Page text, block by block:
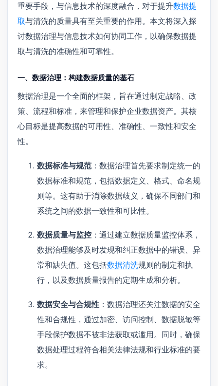
重要手段，与信息技术的深度融合，对于提升数据提
取与清洗的质量具有至关重要的作用。本文将深入探
讨数据治理与信息技术如何协同工作，以确保数据提
取与清洗的准确性和可靠性。
一、数据治理：构建数据质量的基石
数据治理是一个全面的框架，旨在通过制定战略、政
策、流程和标准，来管理和保护企业数据资产。其核
心目标是提高数据的可用性、准确性、一致性和安全
性。
数据标准与规范：数据治理首先要求制定统一的
数据标准和规范，包括数据定义、格式、命名规
则等。这有助于消除数据歧义，确保不同部门和
系统之间的数据一致性和可比性。
数据质量与监控 ：通过建立数据质量监控体系，
数据治理能够及时发现和纠正数据中的错误、异
常和缺失值。这包括数据清洗规则的制定和执
行，以及数据质量报告的定期生成和分析。
数据安全与合规性 ：数据治理还关注数据的安全
性和合规性，通过加密、访问控制、数据脱敏等
手段保护数据不被非法获取或滥用。同时，确保
数据处理过程符合相关法律法规和行业标准的要
求。